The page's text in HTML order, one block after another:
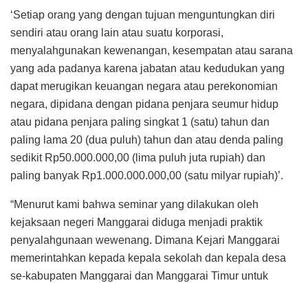
‘Setiap orang yang dengan tujuan menguntungkan diri
sendiri atau orang lain atau suatu korporasi,
menyalahgunakan kewenangan, kesempatan atau sarana
yang ada padanya karena jabatan atau kedudukan yang
dapat merugikan keuangan negara atau perekonomian
negara, dipidana dengan pidana penjara seumur hidup
atau pidana penjara paling singkat 1 (satu) tahun dan
paling lama 20 (dua puluh) tahun dan atau denda paling
sedikit Rp50.000.000,00 (lima puluh juta rupiah) dan
paling banyak Rp1.000.000.000,00 (satu milyar rupiah)’.
“Menurut kami bahwa seminar yang dilakukan oleh
kejaksaan negeri Manggarai diduga menjadi praktik
penyalahgunaan wewenang. Dimana Kejari Manggarai
memerintahkan kepada kepala sekolah dan kepala desa
se-kabupaten Manggarai dan Manggarai Timur untuk